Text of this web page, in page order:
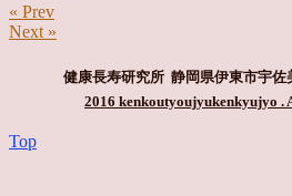
« Prev
Next »
健康長寿研究所 静岡県伊東市宇佐
2016 kenkoutyoujyukenkyujyo .
Top